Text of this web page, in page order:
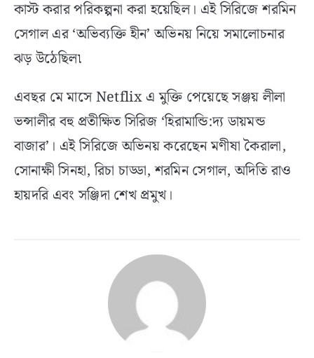
কাস্ট করার পরিকল্পনা করা হয়েছিল। এই সিরিজে শরমিন
সেগাল এর ‘অভিব্যক্তি হীন’ অভিনয় নিয়ে সমালোচনার
ঝড় উঠেছিল৷
এবছর মে মাসে Netflix এ মুক্তি পেয়েছে সঞ্জয় লীলা
ভন্সালীর বহু প্রতীক্ষিত সিরিজ ‘হিরামান্ডি:দ্য ডায়মন্ড
বাজার’। এই সিরিজে অভিনয় করেছেন মণীষা কৈরালা,
সোনাক্ষী সিনহা, রিচা চাড্ডা, শরমিন সেগাল, অদিতি রাও
হায়দরি এবং সঞ্জিদা শেখ প্রমুখ।